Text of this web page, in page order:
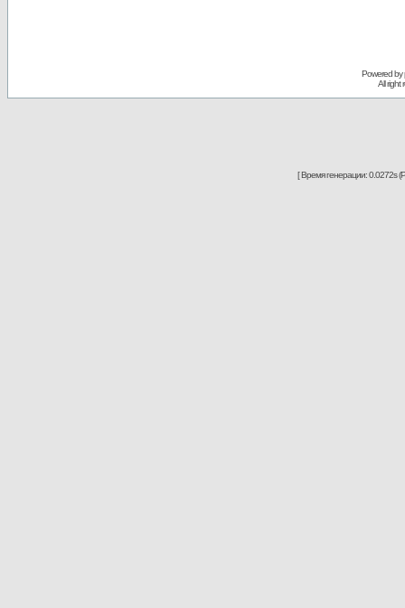
Powered
All right
[ Время генерации: 0.0272s